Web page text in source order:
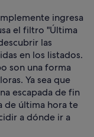
ingresa
el filtro "Última
las
en los listados.
son una forma
Ya sea que
escapada de fin
de última hora te
a dónde ir a